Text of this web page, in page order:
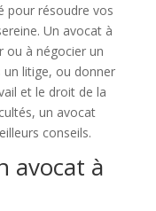
pour résoudre vos
Un avocat à
ou à négocier un
litige, ou donner
et le droit de la
un avocat
conseils.
avocat à